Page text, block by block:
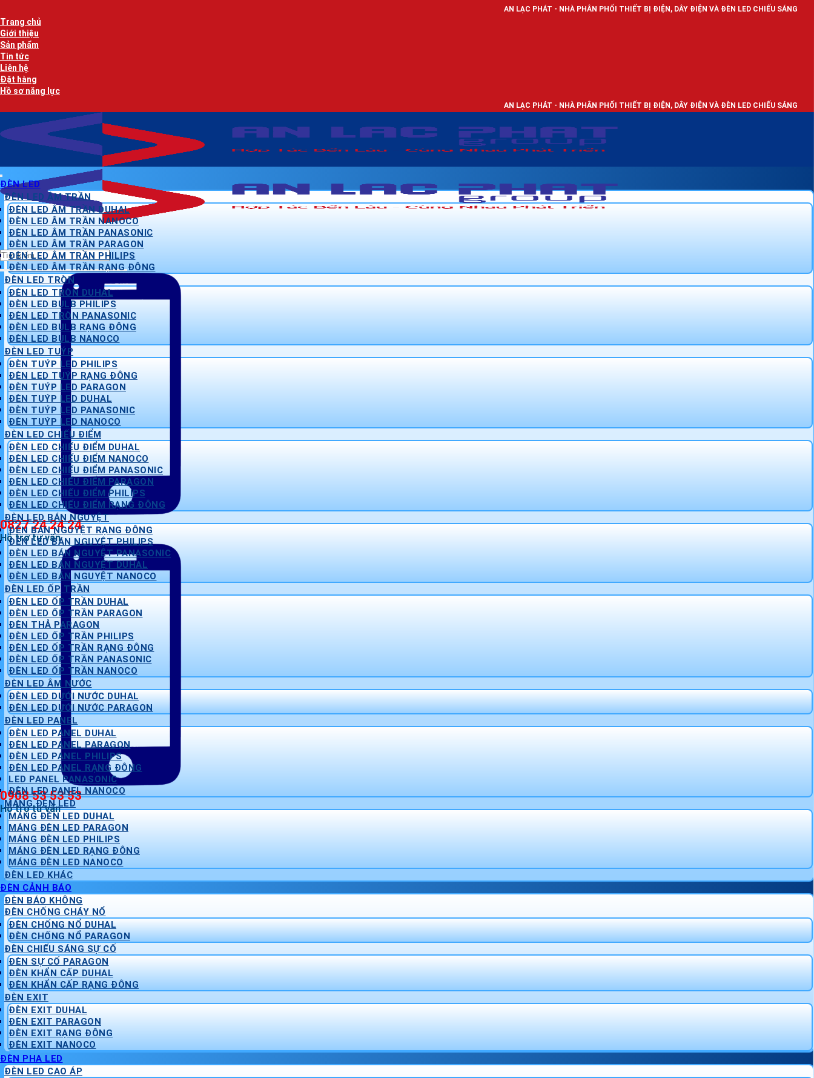
qua
nội
dung
AN LẠC PHÁT - NHÀ PHÂN PHỐI THIẾT BỊ ĐIỆN, DÂY ĐIỆN VÀ ĐÈN LED CHIẾU SÁNG
Trang chủ
Giới thiệu
Sản phẩm
Tin tức
Liên hệ
Đặt hàng
Hồ sơ năng lực
AN LẠC PHÁT - NHÀ PHÂN PHỐI THIẾT BỊ ĐIỆN, DÂY ĐIỆN VÀ ĐÈN LED CHIẾU SÁNG
Tìm
kiếm:
0827 24 24 24
Hỗ trợ tư vấn
0908 53 53 53
Hỗ trợ tư vấn
ĐÈN LED
ĐÈN LED ÂM TRẦN
ĐÈN LED ÂM TRẦN DUHAL
ĐÈN LED ÂM TRẦN NANOCO
ĐÈN LED ÂM TRẦN PANASONIC
ĐÈN LED ÂM TRẦN PARAGON
ĐÈN LED ÂM TRẦN PHILIPS
ĐÈN LED ÂM TRẦN RẠNG ĐÔNG
ĐÈN LED TRÒN
ĐÈN LED TRÒN DUHAL
ĐÈN LED BULB PHILIPS
ĐÈN LED TRÒN PANASONIC
ĐÈN LED BULB RẠNG ĐÔNG
ĐÈN LED BULB NANOCO
ĐÈN LED TUÝP
ĐÈN TUÝP LED PHILIPS
ĐÈN LED TUÝP RẠNG ĐÔNG
ĐÈN TUÝP LED PARAGON
ĐÈN TUÝP LED DUHAL
ĐÈN TUÝP LED PANASONIC
ĐÈN TUÝP LED NANOCO
ĐÈN LED CHIẾU ĐIỂM
ĐÈN LED CHIẾU ĐIỂM DUHAL
ĐÈN LED CHIẾU ĐIỂM NANOCO
ĐÈN LED CHIẾU ĐIỂM PANASONIC
ĐÈN LED CHIẾU ĐIỂM PARAGON
ĐÈN LED CHIẾU ĐIỂM PHILIPS
ĐÈN LED CHIẾU ĐIỂM RẠNG ĐÔNG
ĐÈN LED BÁN NGUYỆT
ĐÈN BÁN NGUYỆT RẠNG ĐÔNG
ĐÈN LED BÁN NGUYỆT PHILIPS
ĐÈN LED BÁN NGUYỆT PANASONIC
ĐÈN LED BÁN NGUYỆT DUHAL
ĐÈN LED BÁN NGUYỆT NANOCO
ĐÈN LED ỐP TRẦN
ĐÈN LED ỐP TRẦN DUHAL
ĐÈN LED ỐP TRẦN PARAGON
ĐÈN THẢ PARAGON
ĐÈN LED ỐP TRẦN PHILIPS
ĐÈN LED ỐP TRẦN RẠNG ĐÔNG
ĐÈN LED ỐP TRẦN PANASONIC
ĐÈN LED ỐP TRẦN NANOCO
ĐÈN LED ÂM NƯỚC
ĐÈN LED DƯỚI NƯỚC DUHAL
ĐÈN LED DƯỚI NƯỚC PARAGON
ĐÈN LED PANEL
ĐÈN LED PANEL DUHAL
ĐÈN LED PANEL PARAGON
ĐÈN LED PANEL PHILIPS
ĐÈN LED PANEL RẠNG ĐÔNG
LED PANEL PANASONIC
ĐÈN LED PANEL NANOCO
MÁNG ĐÈN LED
MÁNG ĐÈN LED DUHAL
MÁNG ĐÈN LED PARAGON
MÁNG ĐÈN LED PHILIPS
MÁNG ĐÈN LED RẠNG ĐÔNG
MÁNG ĐÈN LED NANOCO
ĐÈN LED KHÁC
ĐÈN CẢNH BÁO
ĐÈN BÁO KHÔNG
ĐÈN CHỐNG CHÁY NỔ
ĐÈN CHỐNG NỔ DUHAL
ĐÈN CHỐNG NỔ PARAGON
ĐÈN CHIẾU SÁNG SỰ CỐ
ĐÈN SỰ CỐ PARAGON
ĐÈN KHẨN CẤP DUHAL
ĐÈN KHẨN CẤP RẠNG ĐÔNG
ĐÈN EXIT
ĐÈN EXIT DUHAL
ĐÈN EXIT PARAGON
ĐÈN EXIT RẠNG ĐÔNG
ĐÈN EXIT NANOCO
ĐÈN PHA LED
ĐÈN LED CAO ÁP